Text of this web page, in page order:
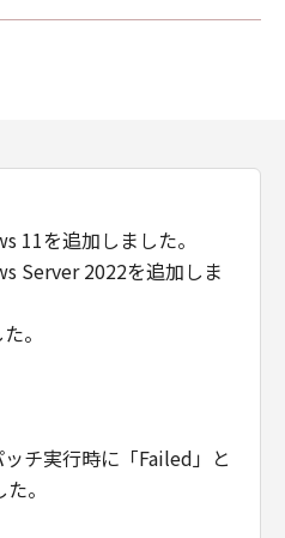
11を追加しました。
Server 2022を追加しま
。
チ実行時に「Failed」と
。